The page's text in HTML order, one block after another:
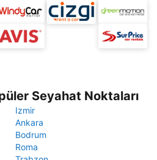
Seyahat Noktaları
Izmir
Ankara
Bodrum
Roma